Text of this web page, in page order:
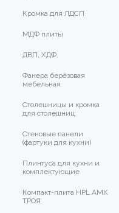
Кромка для ЛДСП
МДФ плиты
ДВП, ХДФ
Фанера берёзовая
мебельная
Столешницы и кромка
для столешниц
Стеновые панели
(фартуки для кухни)
Плинтуса для кухни и
комплектующие
Компакт-плита HPL АМК
ТРОЯ